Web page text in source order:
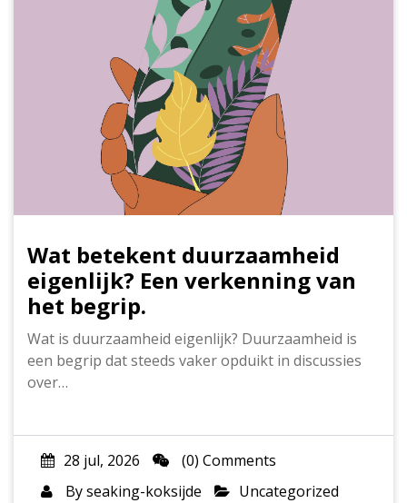
Wat betekent duurzaamheid
eigenlijk? Een verkenning van
het begrip.
Wat is duurzaamheid eigenlijk? Duurzaamheid is
een begrip dat steeds vaker opduikt in discussies
over…
28 jul, 2026
(0) Comments
Byseaking-koksijde Uncategorized